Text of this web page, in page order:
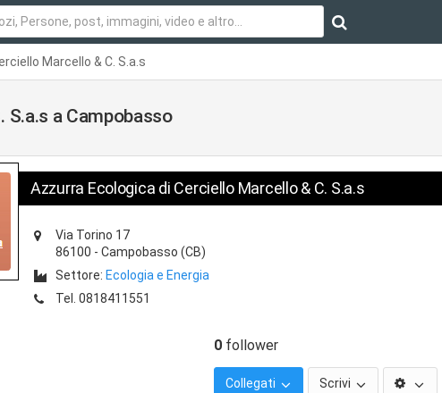
Marcello & C. S.a.s
a Campobasso
Azzurra Ecologica di Cerciello Marcello & C. S.a.s
Via Torino 17
86100 - Campobasso (CB)
Settore: Ecologia e Energia
Tel. 0818411551
0 follower
Collegati Scrivi